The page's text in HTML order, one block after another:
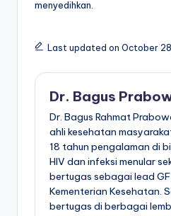
menyedihkan.
Last updated on October
Dr. Bagus
Dr. Bagus Rahmat
ahli kesehatan
18 tahun pengalaman di
HIV dan infeksi menular
bertugas sebagai lead GF
Kementerian Kesehatan.
bertugas di berbagai